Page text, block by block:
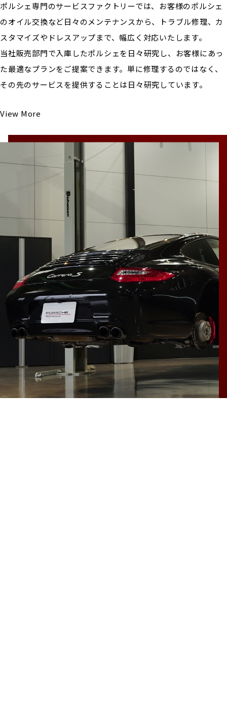
ポルシェ専門のサービスファクトリーでは、お客様のポルシェ
のオイル交換など日々のメンテナンスから、トラブル修理、カ
スタマイズやドレスアップまで、幅広く対応いたします。
当社販売部門で入庫したポルシェを日々研究し、お客様にあっ
た最適なプランをご提案できます。単に修理するのではなく、
その先のサービスを提供することは日々研究しています。
View More